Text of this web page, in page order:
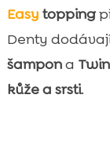
Easy topping
Denty
šampona
kůže a srsti.